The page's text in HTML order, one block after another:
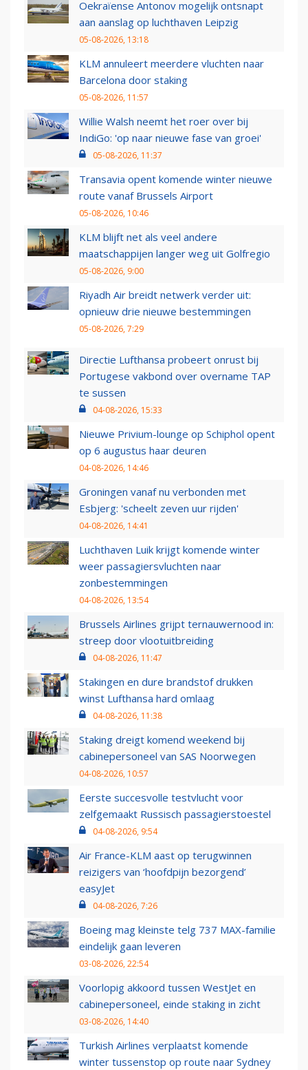
Oekraïense Antonov mogelijk ontsnapt
aan aanslag op luchthaven Leipzig
05-08-2026, 13:18
KLM annuleert meerdere vluchten naar
Barcelona door staking
05-08-2026, 11:57
Willie Walsh neemt het roer over bij
IndiGo: 'op naar nieuwe fase van groei'
05-08-2026, 11:37
Transavia opent komende winter nieuwe
route vanaf Brussels Airport
05-08-2026, 10:46
KLM blijft net als veel andere
maatschappijen langer weg uit Golfregio
05-08-2026, 9:00
Riyadh Air breidt netwerk verder uit:
opnieuw drie nieuwe bestemmingen
05-08-2026, 7:29
Directie Lufthansa probeert onrust bij
Portugese vakbond over overname TAP
te sussen
04-08-2026, 15:33
Nieuwe Privium-lounge op Schiphol opent
op 6 augustus haar deuren
04-08-2026, 14:46
Groningen vanaf nu verbonden met
Esbjerg: 'scheelt zeven uur rijden'
04-08-2026, 14:41
Luchthaven Luik krijgt komende winter
weer passagiersvluchten naar
zonbestemmingen
04-08-2026, 13:54
Brussels Airlines grijpt ternauwernood in:
streep door vlootuitbreiding
04-08-2026, 11:47
Stakingen en dure brandstof drukken
winst Lufthansa hard omlaag
04-08-2026, 11:38
Staking dreigt komend weekend bij
cabinepersoneel van SAS Noorwegen
04-08-2026, 10:57
Eerste succesvolle testvlucht voor
zelfgemaakt Russisch passagierstoestel
04-08-2026, 9:54
Air France-KLM aast op terugwinnen
reizigers van ‘hoofdpijn bezorgend’
easyJet
04-08-2026, 7:26
Boeing mag kleinste telg 737 MAX-familie
eindelijk gaan leveren
03-08-2026, 22:54
Voorlopig akkoord tussen WestJet en
cabinepersoneel, einde staking in zicht
03-08-2026, 14:40
Turkish Airlines verplaatst komende
winter tussenstop op route naar Sydney